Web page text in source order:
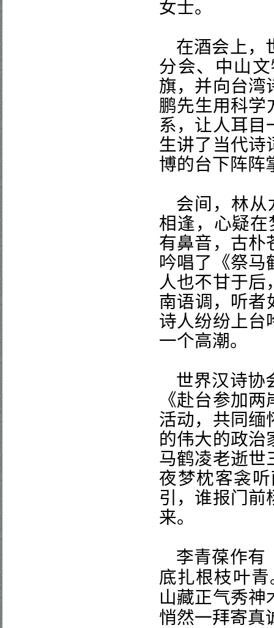
女士。
在酒会上，
分会、中山
旗，并向台湾
鹏先生用科学
系，让人耳目
生讲了当代诗
博的台下阵阵
会间， 林从
相逢，心疑在
有鼻音，古朴
吟唱了《祭马
人也不甘于后
南语调，听者
诗人纷纷上台
一个高潮。
世界汉诗协
《赴台参加
活动，共同缅
的伟大的政治
马鹤凌老逝世
夜梦枕客衾
引，谁报门前
来。
李青葆作有
底扎根枝叶
山藏正气秀神
悄然一拜寄真